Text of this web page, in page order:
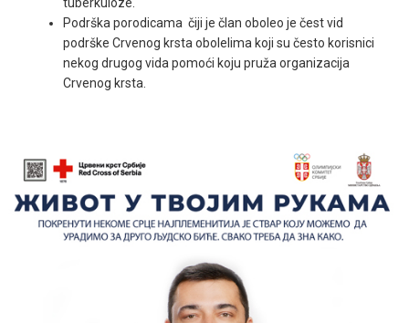
Podrška porodicama čiji je član oboleo je čest vid
podrške Crvenog krsta obolelima koji su često korisnici
nekog drugog vida pomoći koju pruža organizacija
Crvenog krsta.